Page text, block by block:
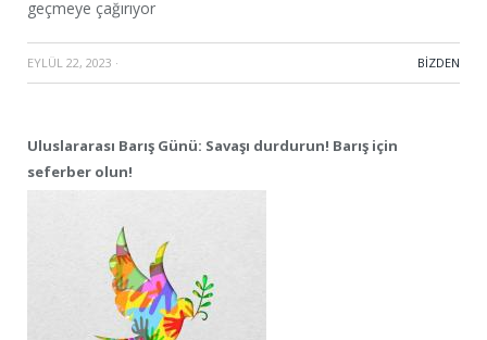
geçmeye çağırıyor
EYLÜL 22, 2023 · BIZDEN
Uluslararası Barış Günü: Savaşı durdurun! Barış için
seferber olun!